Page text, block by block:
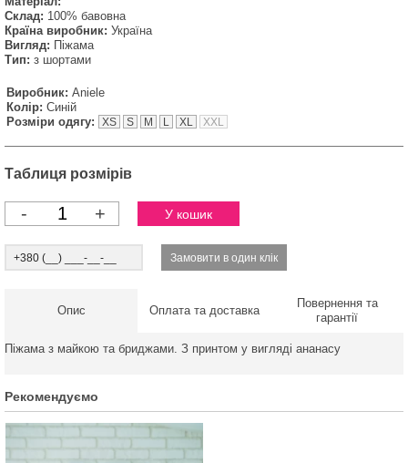
Склад: 100% бавовна
Країна виробник: Україна
Вигляд: Піжама
Тип: з шортами
Виробник: Aniele
Колір: Синій
Розміри одягу:
XS S M L XL XXL
Таблиця розмірів
- +
Опис Оплата та доставка
Повернення та
гарантії
Піжама з майкою та бриджами. З принтом у вигляді ананасу
Рекомендуємо